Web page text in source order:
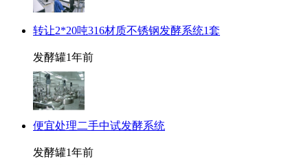
转让2*20吨316材质不锈钢发酵系统1套
发酵罐1年前
便宜处理二手中试发酵系统
发酵罐1年前